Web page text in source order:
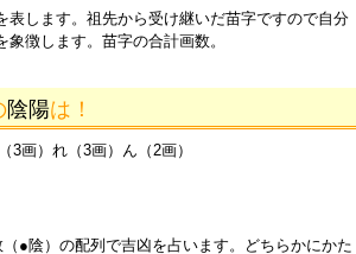
表します。祖先から受け継いだ苗字ですので自分
徴します。苗字の合計画数。
陰陽は！
画）れ（3画）ん（2画）
●陰）の配列で吉凶を占います。どちらかにかた